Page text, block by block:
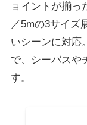
ョイントが揃っ
／5mの3サイズ
いシーンに対応
で、シーバスや
す。